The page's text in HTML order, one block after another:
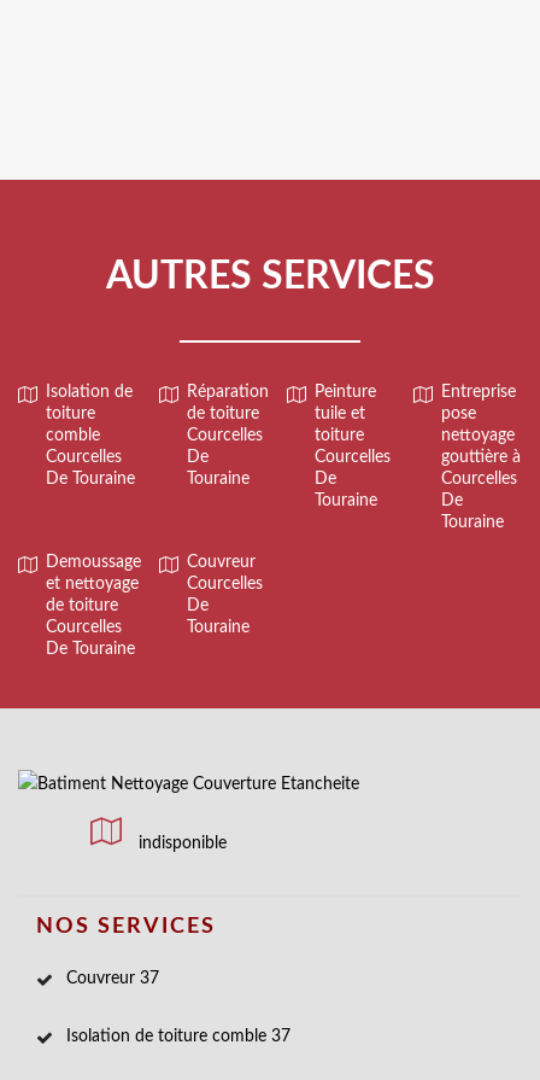
AUTRES SERVICES
Isolation de
toiture
comble
Courcelles
De Touraine
Réparation
de toiture
Courcelles
De
Touraine
Peinture
tuile et
toiture
Courcelles
De
Touraine
Entreprise
pose
nettoyage
gouttière à
Courcelles
De
Touraine
Demoussage
et nettoyage
de toiture
Courcelles
De Touraine
Couvreur
Courcelles
De
Touraine
indisponible
NOS SERVICES
Couvreur 37
Isolation de toiture comble 37